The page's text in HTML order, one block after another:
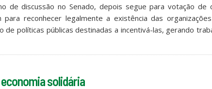
de discussão no Senado, depois segue para votação de
reconhecer legalmente a existência das
de políticas públicas destinadas a incentivá-las, gerando
solidária